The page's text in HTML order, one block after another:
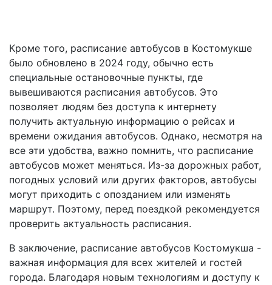
Кроме того, расписание автобусов в Костомукше
было обновлено в 2024 году, обычно есть
специальные остановочные пункты, где
вывешиваются расписания автобусов. Это
позволяет людям без доступа к интернету
получить актуальную информацию о рейсах и
времени ожидания автобусов. Однако, несмотря на
все эти удобства, важно помнить, что расписание
автобусов может меняться. Из-за дорожных работ,
погодных условий или других факторов, автобусы
могут приходить с опозданием или изменять
маршрут. Поэтому, перед поездкой рекомендуется
проверить актуальность расписания.
В заключение, расписание автобусов Костомукша -
важная информация для всех жителей и гостей
города. Благодаря новым технологиям и доступу к